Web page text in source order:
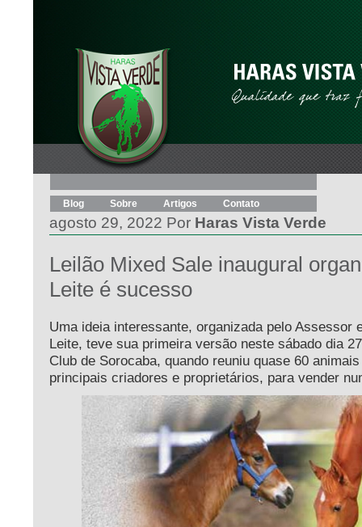
Blog Sobre Artigos Contato
agosto 29, 2022 Por Haras Vista Verde
Leilão Mixed Sale inaugural
Leite é sucesso
Uma ideia interessante, organizada pelo Assessor
Leite, teve sua primeira versão neste sábado dia
Club de Sorocaba, quando reuniu quase 60
principais criadores e proprietários, para vender